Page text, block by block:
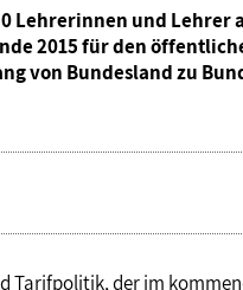
Lehrerinnen und
2015 für den
von Bundesland zu
Tarifpolitik, der im